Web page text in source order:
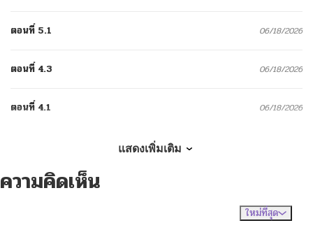
ตอนที่ 5.1 06/18/2026
ตอนที่ 4.3 06/18/2026
ตอนที่ 4.1 06/18/2026
ตอนที่ 3.1
06/18/2026
แสดงเพิ่มเติม
ความคิดเห็น
ใหม่ที่สุด